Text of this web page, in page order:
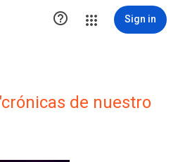
 Sign in
de nuestro